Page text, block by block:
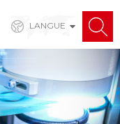
LANGUE